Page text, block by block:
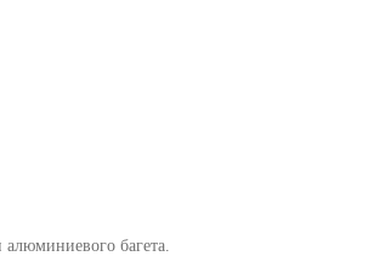
багета.